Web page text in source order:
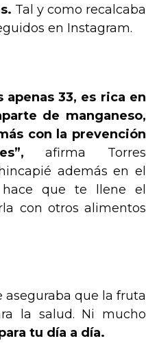
Tal y como recalcaba
en Instagram.
33, es rica en
de manganeso,
con la prevención
afirma Torres
además en el
que te llene el
con otros alimentos
aseguraba que la fruta
la salud. Ni mucho
tu día a día.